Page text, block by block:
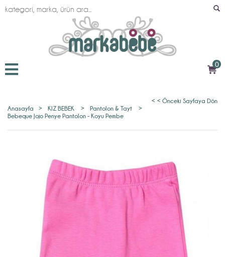
0
< < Önceki Sayfaya Dön
Anasayfa
> KIZ BEBEK > Pantolon & Tayt
>
Bebeque Jojo Penye Pantolon - Koyu Pembe